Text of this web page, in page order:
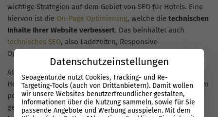
wichtige Strategien auf dem Gebiet von SEO für Hotels. Eine
hiervon ist die On-Page Optimierung, welche die technischen
Inhalte Ihrer Website verbessert. Das beinhaltet auch
technisches SEO, also Ladezeiten, Responsive-
Optimierungen, Sicherheitsprüfungen und vieles mehr.
Als konkretes Beispiel: Besonders bei Unternehmen in der
Hotellerie ist es wichtig, hochwertigeBilder zu benutzen,
um
potenzielle Gäste zu überzeugen und Buchungen zu
generieren. Mit Hilfe der Bilder können Kunden Ihr Hotel
Datenschutzeinstellungen
Seoagentur.de nutzt Cookies, Tracking- und Re-
Targeting-Tools (auch von Drittanbietern). Damit wollen
wir unsere Websites benutzerfreundlicher gestalten,
Informationen über die Nutzung sammeln, sowie für Sie
passende Angebote und Werbung ausspielen. Mit dem